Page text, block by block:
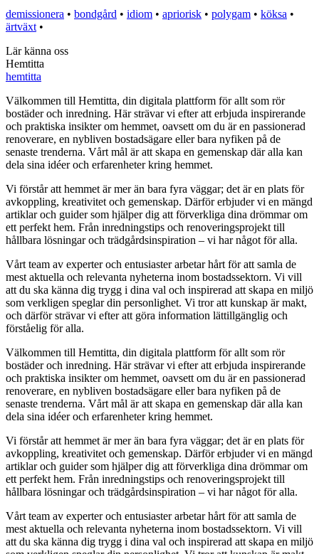
demissionera • bondgård • idiom • apriorisk • polygam • köksa •
ärtväxt •
Lär känna oss
Hemtitta
hemtitta
Välkommen till Hemtitta, din digitala plattform för allt som rör
bostäder och inredning. Här strävar vi efter att erbjuda inspirerande
och praktiska insikter om hemmet, oavsett om du är en passionerad
renoverare, en nybliven bostadsägare eller bara nyfiken på de
senaste trenderna. Vårt mål är att skapa en gemenskap där alla kan
dela sina idéer och erfarenheter kring hemmet.
Vi förstår att hemmet är mer än bara fyra väggar; det är en plats för
avkoppling, kreativitet och gemenskap. Därför erbjuder vi en mängd
artiklar och guider som hjälper dig att förverkliga dina drömmar om
ett perfekt hem. Från inredningstips och renoveringsprojekt till
hållbara lösningar och trädgårdsinspiration – vi har något för alla.
Vårt team av experter och entusiaster arbetar hårt för att samla de
mest aktuella och relevanta nyheterna inom bostadssektorn. Vi vill
att du ska känna dig trygg i dina val och inspirerad att skapa en miljö
som verkligen speglar din personlighet. Vi tror att kunskap är makt,
och därför strävar vi efter att göra information lättillgänglig och
förståelig för alla.
Välkommen till Hemtitta, din digitala plattform för allt som rör
bostäder och inredning. Här strävar vi efter att erbjuda inspirerande
och praktiska insikter om hemmet, oavsett om du är en passionerad
renoverare, en nybliven bostadsägare eller bara nyfiken på de
senaste trenderna. Vårt mål är att skapa en gemenskap där alla kan
dela sina idéer och erfarenheter kring hemmet.
Vi förstår att hemmet är mer än bara fyra väggar; det är en plats för
avkoppling, kreativitet och gemenskap. Därför erbjuder vi en mängd
artiklar och guider som hjälper dig att förverkliga dina drömmar om
ett perfekt hem. Från inredningstips och renoveringsprojekt till
hållbara lösningar och trädgårdsinspiration – vi har något för alla.
Vårt team av experter och entusiaster arbetar hårt för att samla de
mest aktuella och relevanta nyheterna inom bostadssektorn. Vi vill
att du ska känna dig trygg i dina val och inspirerad att skapa en miljö